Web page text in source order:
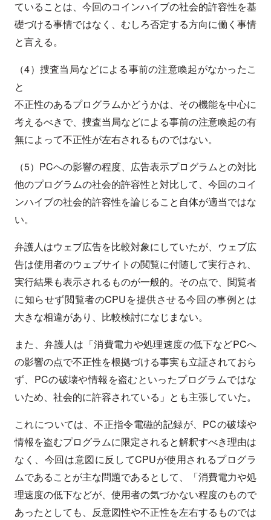
ていることは、今回のコインハイブの社会的許容性を基
礎づける事情ではなく、むしろ否定する方向に働く事情
と言える。
（4）捜査当局などによる事前の注意喚起がなかったこ
と
不正性のあるプログラムかどうかは、その機能を中心に
考えるべきで、捜査当局などによる事前の注意喚起の有
無によって不正性が左右されるものではない。
（5）PCへの影響の程度、広告表示プログラムとの対比
他のプログラムの社会的許容性と対比して、今回のコイ
ンハイブの社会的許容性を論じること自体が適当ではな
い。
弁護人はウェブ広告を比較対象にしていたが、ウェブ広
告は使用者のウェブサイトの閲覧に付随して実行され、
実行結果も表示されるものが一般的。その点で、閲覧者
に知らせず閲覧者のCPUを提供させる今回の事例とは
大きな相違があり、比較検討になじまない。
また、弁護人は「消費電力や処理速度の低下などPCへ
の影響の点で不正性を根拠づける事実も立証されておら
ず、PCの破壊や情報を盗むといったプログラムではな
いため、社会的に許容されている」とも主張していた。
これについては、不正指令電磁的記録が、PCの破壊や
情報を盗むプログラムに限定されると解釈すべき理由は
なく、今回は意図に反してCPUが使用されるプログラ
ムであることが主な問題であるとして、「消費電力や処
理速度の低下などが、使用者の気づかない程度のもので
あったとしても、反意図性や不正性を左右するものでは